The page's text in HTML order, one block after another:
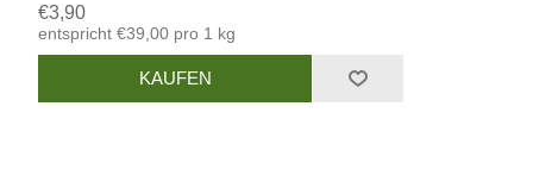
€3,90
entspricht €39,00 pro 1 kg